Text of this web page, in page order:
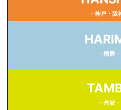
- 神戸・阪
- 播磨 -
- 丹波 -